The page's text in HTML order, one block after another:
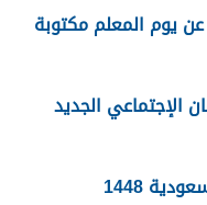
1448 .. عبارات عن يوم المعلم مكتوبة
الجديد
1448